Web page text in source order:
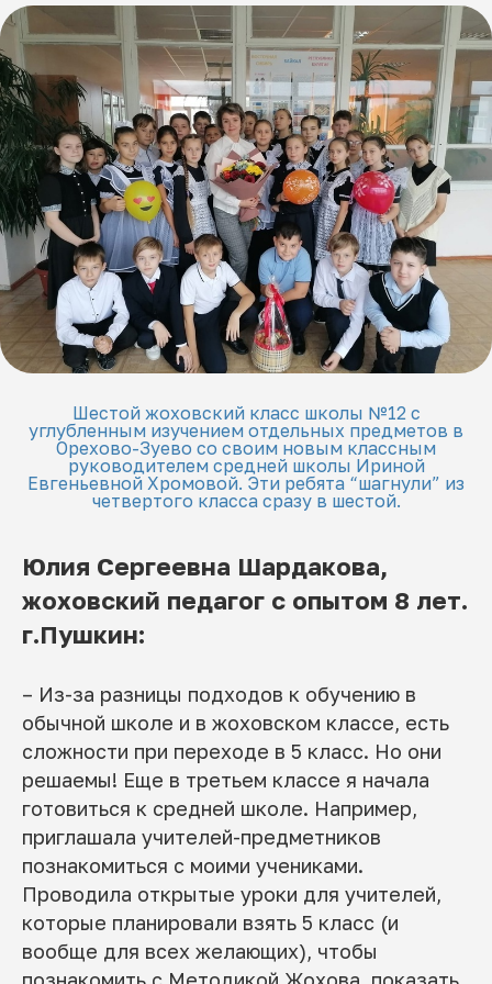
Шестой жоховский класс школы №12 с
углубленным изучением отдельных предметов в
Орехово-Зуево со своим новым классным
руководителем средней школы Ириной
Евгеньевной Хромовой. Эти ребята “шагнули” из
четвертого класса сразу в шестой.
Юлия Сергеевна Шардакова,
жоховский педагог с опытом 8 лет.
г.Пушкин:
– Из-за разницы подходов к обучению в
обычной школе и в жоховском классе, есть
сложности при переходе в 5 класс. Но они
решаемы! Еще в третьем классе я начала
готовиться к средней школе. Например,
приглашала учителей-предметников
познакомиться с моими учениками.
Проводила открытые уроки для учителей,
которые планировали взять 5 класс (и
вообще для всех желающих), чтобы